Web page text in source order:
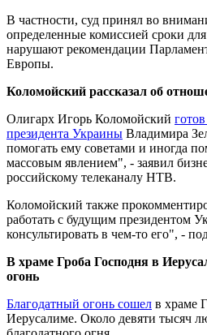
В частности, суд принял во
определенные комиссией сроки
нарушают рекомендации
Европы.
Коломойский рассказал об
Олигарх Игорь Коломойский
президента Украины Владимира
помогать ему советами и иногда
массовым явлением", - заявил
российскому телеканалу НТВ.
Коломойский также
работать с будущим президентом
консультировать в чем-то его", -
В храме Гроба Господня в
огонь
Благодатный огонь сошел в храме
Иерусалиме. Около девяти тысяч